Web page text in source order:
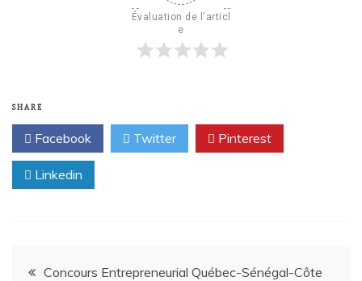
Évaluation de l'articl
e
SHARE
Facebook Twitter Pinterest
Linkedin
Concours Entrepreneurial Québec-Sénégal-Côte